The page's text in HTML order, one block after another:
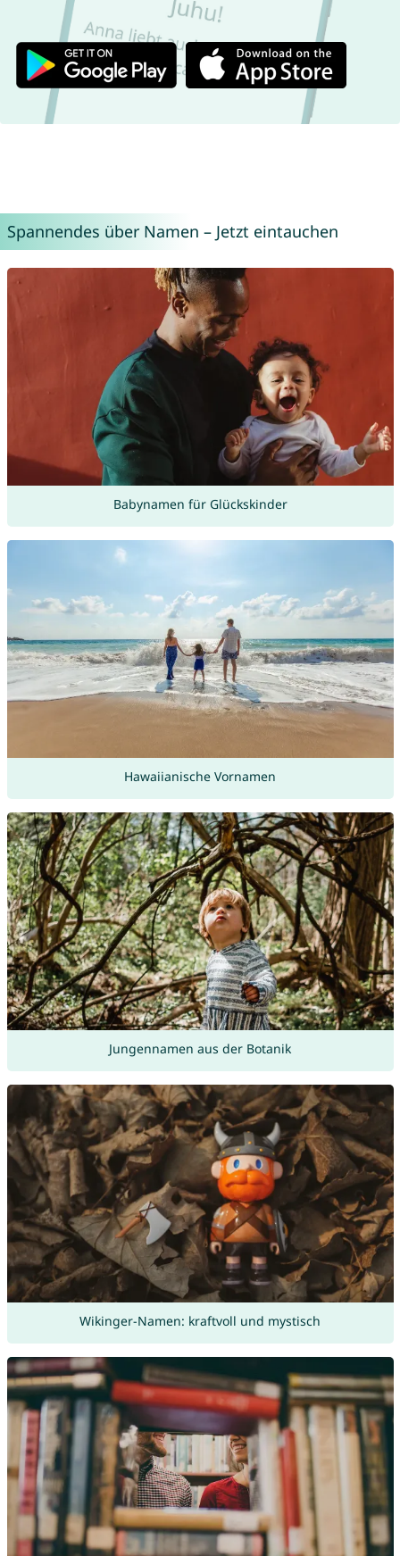
Spannendes über Namen – Jetzt eintauchen
Babynamen für Glückskinder
Hawaiianische Vornamen
Jungennamen aus der Botanik
Wikinger-Namen: kraftvoll und mystisch